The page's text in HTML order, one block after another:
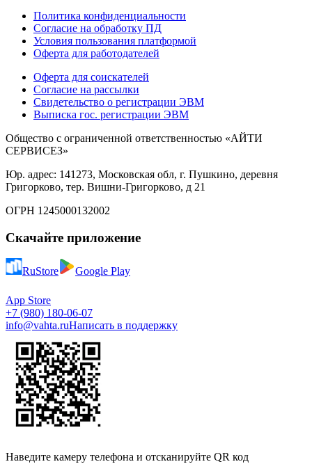
Политика конфиденциальности
Согласие на обработку ПД
Условия пользования платформой
Оферта для работодателей
Оферта для соискателей
Согласие на рассылки
Свидетельство о регистрации ЭВМ
Выписка гос. регистрации ЭВМ
Общество с ограниченной ответственностью «АЙТИ
СЕРВИСЕЗ»
Юр. адрес: 141273, Московская обл, г. Пушкино, деревня
Григорково, тер. Вишни-Григорково, д 21
ОГРН 1245000132002
Скачайте приложение
RuStore Google Play
App Store
+7 (980) 180-06-07
info@vahta.ruНаписать в поддержку
Наведите камеру телефона и отсканируйте QR код